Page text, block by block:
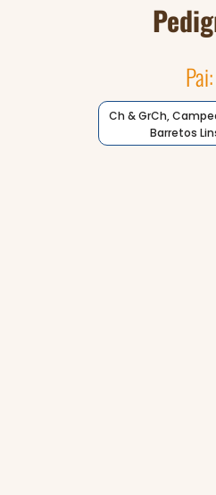
Pai:
Ch & GrCh,
Barretos